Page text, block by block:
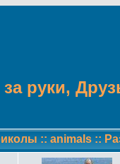
руки,
:: animals ::